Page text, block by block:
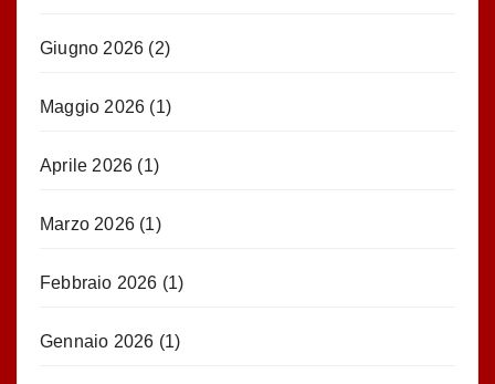
Giugno 2026 (2)
Maggio 2026 (1)
Aprile 2026 (1)
Marzo 2026 (1)
Febbraio 2026 (1)
Gennaio 2026 (1)